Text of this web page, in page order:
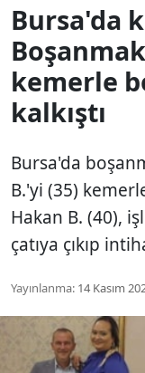
Bursa'da
kemerle
kalkıştı
Bursa'da
B.'yi (35)
Hakan B. (40),
çatıya çıkıp
Yayınlanma: 14 Kasım